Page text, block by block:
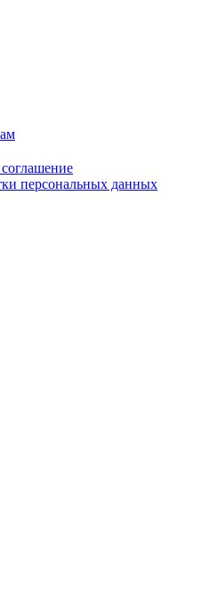
персональных данных